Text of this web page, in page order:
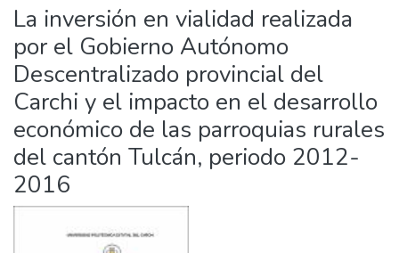
Estadísticas Externas
Manuales
La inversión en vialidad realizada
por el Gobierno Autónomo
Descentralizado provincial del
Carchi y el impacto en el desarrollo
económico de las parroquias rurales
del cantón Tulcán, periodo 2012-
2016